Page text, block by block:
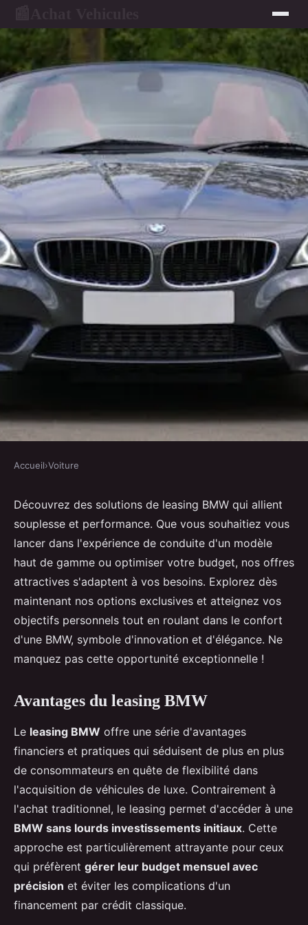
Leasing bmw : découvrez nos
offres attractives dès
aujourd'hui
Juliette•6 décembre 2024• 6 min de lecture
Accueil›Voiture
Découvrez des solutions de leasing BMW qui allient
souplesse et performance. Que vous souhaitiez vous
lancer dans l'expérience de conduite d'un modèle
haut de gamme ou optimiser votre budget, nos offres
attractives s'adaptent à vos besoins. Explorez dès
maintenant nos options exclusives et atteignez vos
objectifs personnels tout en roulant dans le confort
d'une BMW, symbole d'innovation et d'élégance. Ne
manquez pas cette opportunité exceptionnelle !
Avantages du leasing BMW
Le leasing BMW offre une série d'avantages
financiers et pratiques qui séduisent de plus en plus
de consommateurs en quête de flexibilité dans
l'acquisition de véhicules de luxe. Contrairement à
l'achat traditionnel, le leasing permet d'accéder à une
BMW sans lourds investissements initiaux. Cette
approche est particulièrement attrayante pour ceux
qui préfèrent gérer leur budget mensuel avec
précision et éviter les complications d'un
financement par crédit classique.